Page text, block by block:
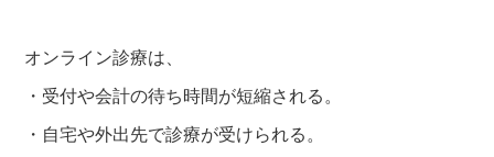
オンライン診療は、
・受付や会計の待ち時間が短縮される。
・自宅や外出先で診療が受けられる。